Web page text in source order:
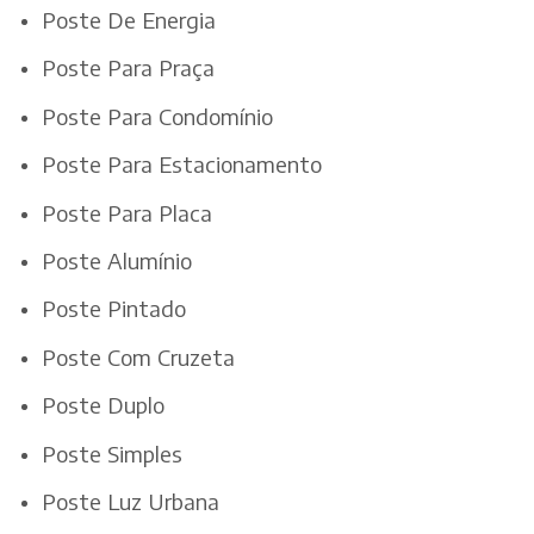
Poste De Energia
Poste Para Praça
Poste Para Condomínio
Poste Para Estacionamento
Poste Para Placa
Poste Alumínio
Poste Pintado
Poste Com Cruzeta
Poste Duplo
Poste Simples
Poste Luz Urbana